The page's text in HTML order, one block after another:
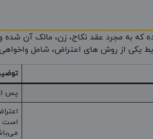
که به مجرد عقد نکاح، زن، مالک آن شده
یکی از روش های اعتراض، شامل
پس
است